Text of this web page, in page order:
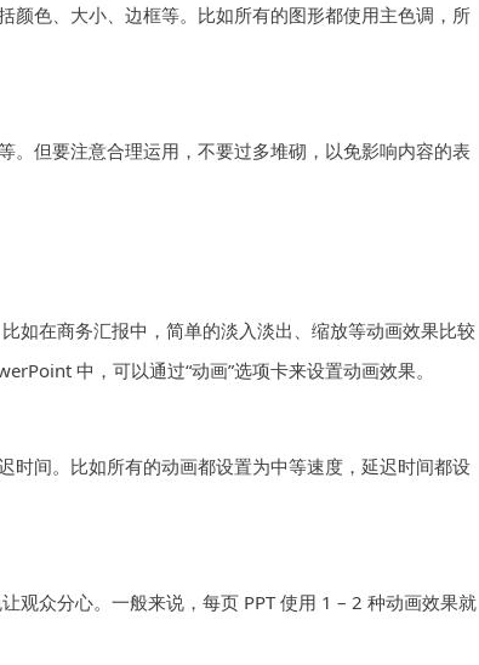
颜色、大小、边框等。比如所有的图形都使用主色调，所
。但要注意合理运用，不要过多堆砌，以免影响内容的表
如在商务汇报中，简单的淡入淡出、缩放等动画效果比较
中，可以通过“动画”选项卡来设置动画效果。
时间。比如所有的动画都设置为中等速度，延迟时间都设
观众分心。一般来说，每页 PPT 使用 1 – 2 种动画效果就